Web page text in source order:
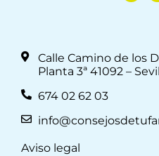
Calle Camino de los
Planta 3ª 41092 –
674 02 62 03
Aviso legal